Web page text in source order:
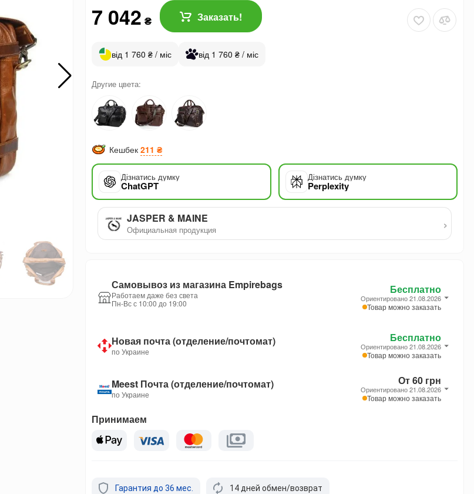
7 042 ₴ Заказать!
від 1 760 ₴ / міс від 1 760 ₴ / міс
Другие цвета:
Кешбек 211 ₴
Дізнатись думку
ChatGPT
Дізнатись думку
Perplexity
JASPER & MAINE
Официальная продукция ›
Самовывоз из магазина Empirebags
Работаем даже без света
Пн-Вс с 10:00 до 19:00
Бесплатно
Ориентировано 21.08.2026
Товар можно заказать
Новая почта (отделение/почтомат)
по Украине
Бесплатно
Ориентировано 21.08.2026
Товар можно заказать
Meest Почта (отделение/почтомат)
по Украине
От 60 грн
Ориентировано 21.08.2026
Товар можно заказать
Принимаем
Гарантия до 36 мес. 14 дней обмен/возврат